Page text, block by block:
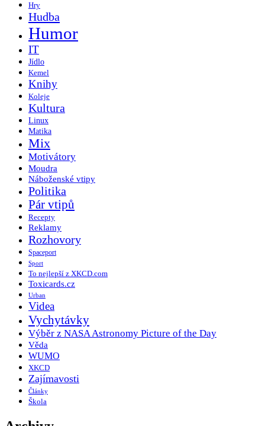
Hry
Hudba
Humor
IT
Jídlo
Kemel
Knihy
Koleje
Kultura
Linux
Matika
Mix
Motivátory
Moudra
Náboženské vtipy
Politika
Pár vtipů
Recepty
Reklamy
Rozhovory
Spaceport
Sport
To nejlepší z XKCD.com
Toxicards.cz
Urban
Videa
Vychytávky
Výběr z NASA Astronomy Picture of the Day
Věda
WUMO
XKCD
Zajímavosti
Články
Škola